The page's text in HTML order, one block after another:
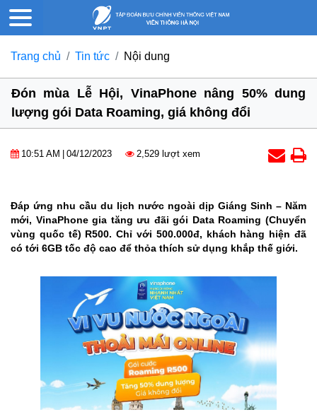
Trang chủ Tin tức Nội dung
Đón mùa Lễ Hội, VinaPhone nâng 50% dung
lượng gói Data Roaming, giá không đổi
10:51 AM 04/12/2023 2,529 lượt xem
Đáp ứng nhu cầu du lịch nước ngoài dịp Giáng Sinh – Năm
mới, VinaPhone gia tăng ưu đãi gói Data Roaming (Chuyển
vùng quốc tế) R500. Chỉ với 500.000đ, khách hàng hiện đã
có tới 6GB tốc độ cao để thỏa thích sử dụng khắp thế giới.